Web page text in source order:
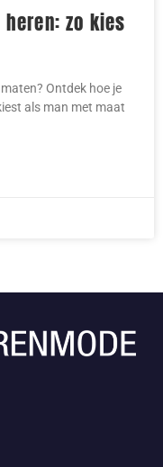
zo kies
Ontdek hoe je
als man met maat